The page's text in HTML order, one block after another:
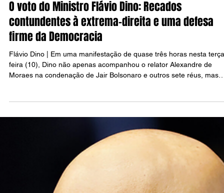
10 de set. de 2025
7 min de leitura
POLÍTICA
Flávio Dino | Em uma manifestação de quase três horas nesta
feira (10), Dino não apenas acompanhou o relator Alexandre de
Moraes na condenação de Jair Bolsonaro e outros sete réus, mas
direcionou recados inequívocos aos políticos que têm atacado o
espalhado desinformação sobre o julgamento, particularmente o